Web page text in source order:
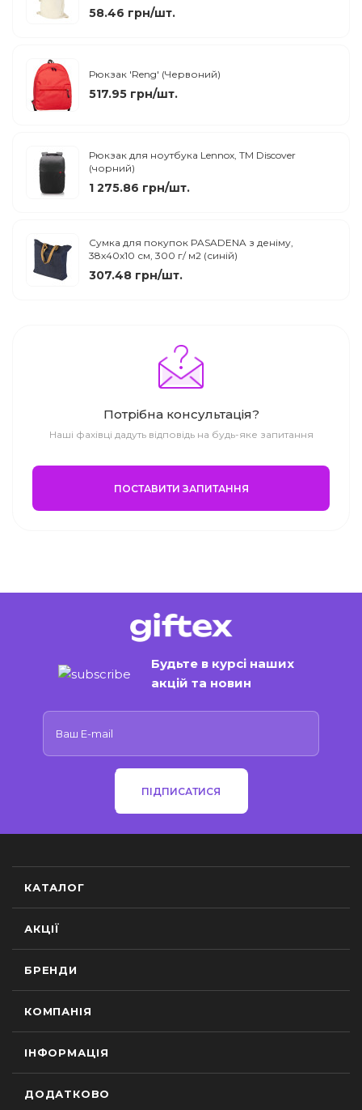
58.46 грн/шт.
Рюкзак 'Reng' (Червоний)
517.95 грн/шт.
Рюкзак для ноутбука Lennox, ТМ Discover
(чорний)
1 275.86 грн/шт.
Сумка для покупок PASADENA з деніму,
38x40x10 см, 300 г/ м2 (синій)
307.48 грн/шт.
Потрібна консультація?
Наші фахівці дадуть відповідь на будь-яке запитання
ПОСТАВИТИ ЗАПИТАННЯ
Будьте в курсі наших
акцій та новин
ПІДПИСАТИСЯ
КАТАЛОГ
АКЦІЇ
БРЕНДИ
КОМПАНІЯ
ІНФОРМАЦІЯ
ДОДАТКОВО